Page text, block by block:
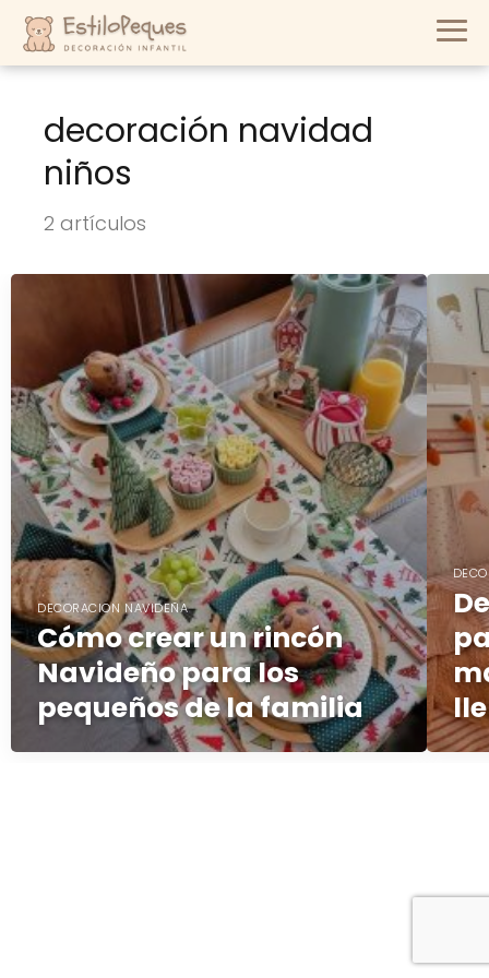
decoración navidad
niños
2 artículos
DECORACION NAVIDEÑA
Cómo crear un rincón
Navideño para los
pequeños de la familia